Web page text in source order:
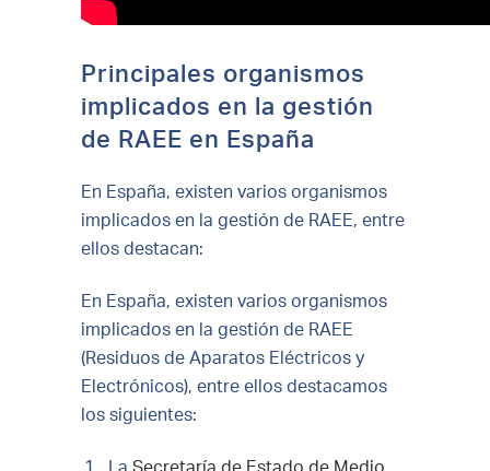
Principales organismos
implicados en la gestión
de RAEE en España
En España, existen varios organismos
implicados en la gestión de RAEE, entre
ellos destacan:
En España, existen varios organismos
implicados en la gestión de RAEE
(Residuos de Aparatos Eléctricos y
Electrónicos), entre ellos destacamos
los siguientes: